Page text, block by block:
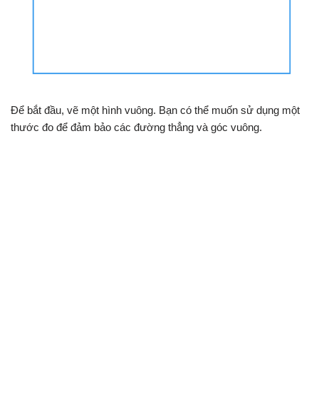
Để bắt đầu, vẽ một hình vuông. Bạn có thể muốn sử dụng một
thước đo để đảm bảo các đường thẳng và góc vuông.